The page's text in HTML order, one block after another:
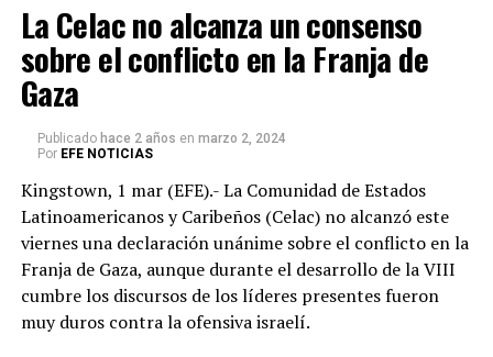
La Celac no alcanza un consenso
sobre el conflicto en la Franja de
Gaza
Publicado hace 2 años en marzo 2, 2024
Por EFE NOTICIAS
Kingstown, 1 mar (EFE).- La Comunidad de Estados
Latinoamericanos y Caribeños (Celac) no alcanzó este
viernes una declaración unánime sobre el conflicto en la
Franja de Gaza, aunque durante el desarrollo de la VIII
cumbre los discursos de los líderes presentes fueron
muy duros contra la ofensiva israelí.